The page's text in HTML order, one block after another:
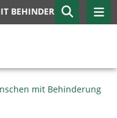
BEHINDERUNG
mit Behinderung